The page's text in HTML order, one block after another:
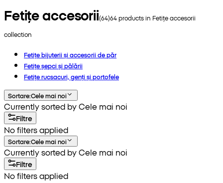
Fetițe accesorii(64)64products in Fetițe accesorii
collection
Fetițe bijuterii și accesorii de păr
Fetițe șepci și pălării
Fetițe rucsacuri, genți și portofele
Sortare:Cele mai noi
Currently sorted by Cele mai noi
Filtre
No filters applied
Sortare:Cele mai noi
Currently sorted by Cele mai noi
Filtre
No filters applied